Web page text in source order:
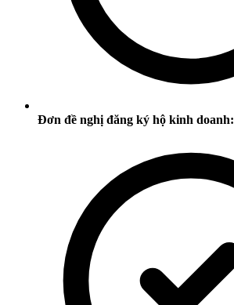
Đơn đề nghị đăng ký hộ kinh doanh: